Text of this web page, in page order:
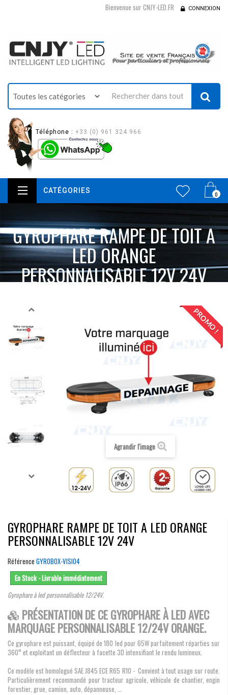
Bienvenue sur CNJY-LED.FR CONNEXION
Téléphone : +33 (0) 961 324 966
0
CATÉGORIES
GYROPHARE RAMPE DE TOIT A
LED ORANGE
PERSONNALISABLE 12V 24V
GYROPHARE RAMPE DE TOIT A LED ORANGE PERSONNALISABLE 12V 24V
PROMO !
Agrandir l'image
GYROPHARE RAMPE DE TOIT A LED ORANGE
PERSONNALISABLE 12V 24V
Référence GYROBOX-VISIO4
En Stock - Livrable immédiatement
Gyrophare à led personnalisable 12/24V.
PRÉSENTATION DE CE GYROPHARE À LED AVEC
MARQUAGE PERSONNALISABLE 12/24V ORANGE.
Ce gyrophare est puissant, équipé de 180 led pour 65W parfaitement réparties sur
360° et exploitant un déflecteur à facette 3D intensifiant le rendu lumineux.
Ce modèle est homologué SAE J845 ECE R65 R10 - Convient à tout usage sur route.
Particulièrement recommandé pour tracteur agricole, véhicule de chantier, engin
forestier, grue, camion, auto, dépanneuse, ...